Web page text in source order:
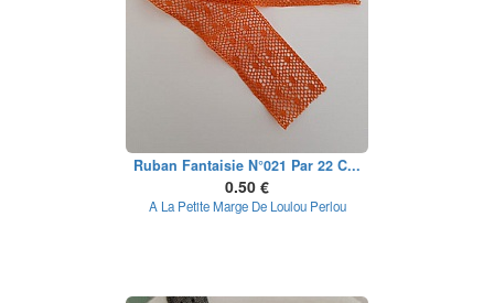
Ruban Fantaisie N°021 Par 22 C...
0.50 €
A La Petite Marge De Loulou Perlou